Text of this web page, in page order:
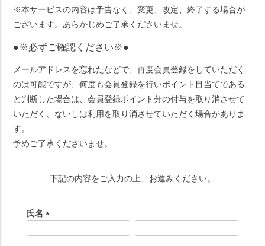
※本サービスの内容は予告なく、変更、改定、終了する場合が
ございます。あらかじめご了承くださいませ。
●※必ずご確認ください※●
メールアドレスを忘れたなどで、再度会員登録をしていただく
のは可能ですが、何度も会員登録を行いポイント目当てである
と判断した場合は、会員登録ポイント分の付与を取り消させて
いただく、ないしは利用を取り消させていただく場合がありま
す。
予めご了承くださいませ。
下記の内容をご入力の上、お進みください。
氏名